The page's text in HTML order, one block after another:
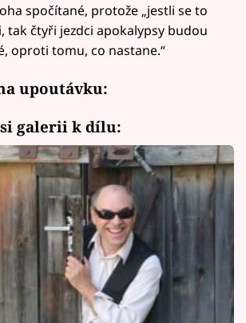
spočítané, protože „jestli se to
tak čtyři jezdci apokalypsy budou
oproti tomu, co nastane.“
upoutávku:
galerii k dílu: